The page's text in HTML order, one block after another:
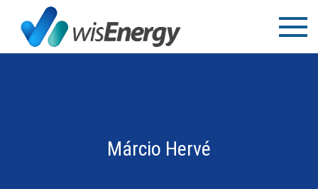
paraWisEnergy
Educação e
Consultoria
Márcio Hervé